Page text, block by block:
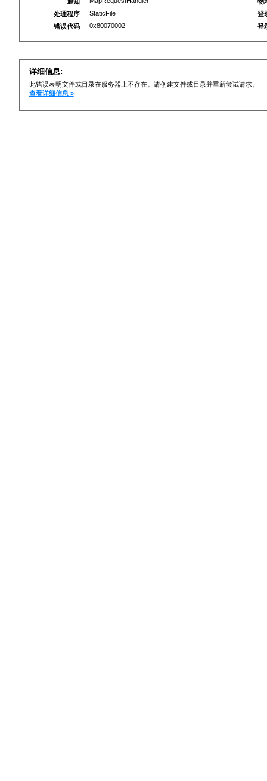
处理程序
StaticFile
错误代码
0x80070002
登
登
详细信息:
此错误表明文件或目录在服务器上不存在。请创建文件或目录并重新尝试请求。
查看详细信息 »